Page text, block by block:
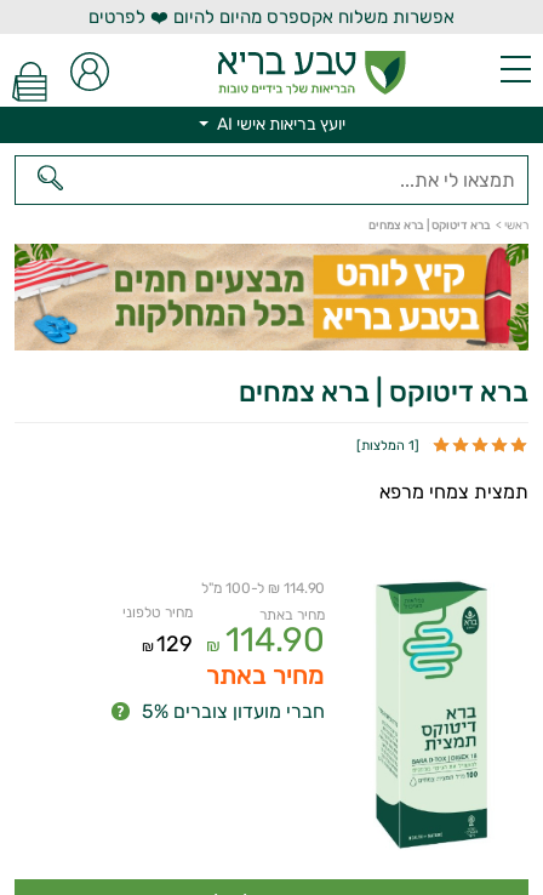
אפשרות משלוח אקספרס מהיום להיום ❤️ לפרטים
יועץ בריאות אישי AI
ראשי > ברא דיטוקס | ברא צמחים
ברא דיטוקס | ברא צמחים
[1 המלצות ]
תמצית צמחי מרפא
114.90 ₪ ל-100 מ"ל
מחיר באתר
114.90
₪
מחיר טלפוני
129
₪
מחיר באתר
חברי מועדון צוברים 5%
יועץ בריאות אישי AI